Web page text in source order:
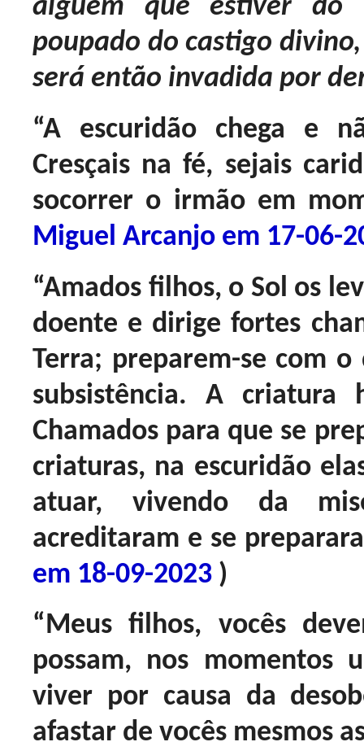
alguém que estiver
poupado do castigo
será então invadida por
“A escuridão chega e
Cresçais na fé, sejais
socorrer o irmão em
Miguel Arcanjo em 17-06-
“Amados filhos, o Sol os
doente e dirige fortes
Terra; preparem-se com
subsistência. A criatura
Chamados para que se
criaturas, na escuridão
atuar, vivendo da
acreditaram e se
em 18-09-2023 )
“Meus filhos, vocês
possam, nos momentos
viver por causa da
afastar de vocês mesmos